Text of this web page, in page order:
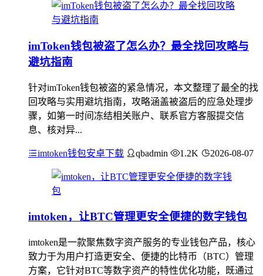
imToken钱包被盗了怎么办？最全找回攻略与
避坑指南
针对imToken钱包被盗的紧急情况，本文整理了最全的找
回攻略与实用避坑指南，攻略涵盖被盗后的应急处理步
骤，如第一时间冻结相关账户、联系官方客服提交信
息、核对异...
imtoken钱包安卓下载 qbadmin 1.2K 2026-08-07
imtoken，让BTC管理更安全便捷的数字钱包
imtoken是一款聚焦数字资产服务的专业钱包产品，核心
致力于为用户打造更安全、便捷的比特币（BTC）管理
方案，它针对BTC等数字资产的特性优化功能，既通过